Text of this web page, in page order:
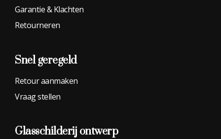
Garantie & Klachten
Retourneren
Snel geregeld
Retour aanmaken
Vraag stellen
Glasschilderij ontwerp